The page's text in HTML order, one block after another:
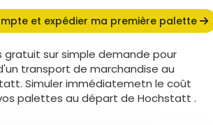
et expédier ma première palette
gratuit sur simple demande pour
transport de marchandise au
Simuler immédiatemetn le coût
palettes au départ de Hochstatt .